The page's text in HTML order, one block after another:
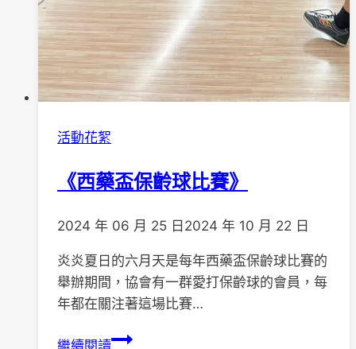
活動花絮
《西藥盃保齡球比賽》
2024 年 06 月 25 日 2024 年 10 月 22 日
炎炎夏日的六月天是每年西藥盃保齡球比賽的
舉辦期間，協會有一群愛打保齡球的會員，每
年都在關注著這場比賽…
繼續閱讀《西